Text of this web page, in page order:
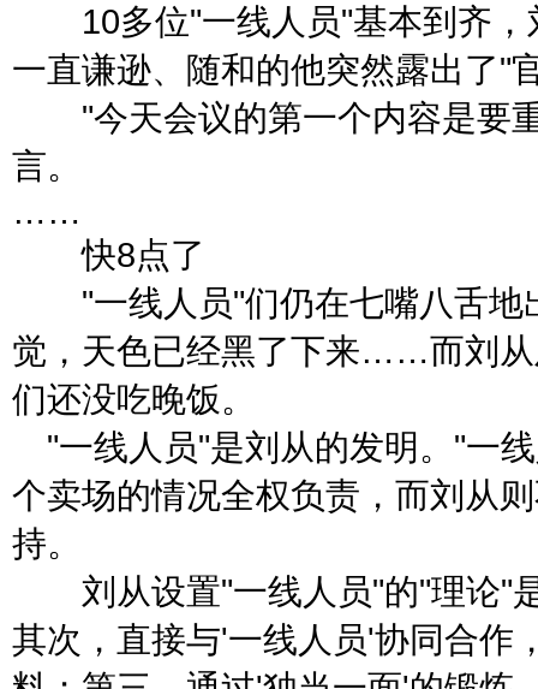
10多位"一线人员"基本到齐，
一直谦逊、随和的他突然露出了"
"今天会议的第一个内容是要重
言。
……
快8点了
"一线人员"们仍在七嘴八舌地
觉，天色已经黑了下来……而刘从
们还没吃晚饭。
"一线人员"是刘从的发明。"一
个卖场的情况全权负责，而刘从
持。
刘从设置"一线人员"的"理论"
其次，直接与'一线人员'协同合作